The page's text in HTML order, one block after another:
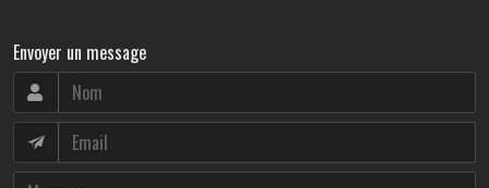
Envoyer un message